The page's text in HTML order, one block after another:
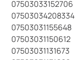
07503033152706
07503034208334
07503031155648
07503031150612
07503031131673